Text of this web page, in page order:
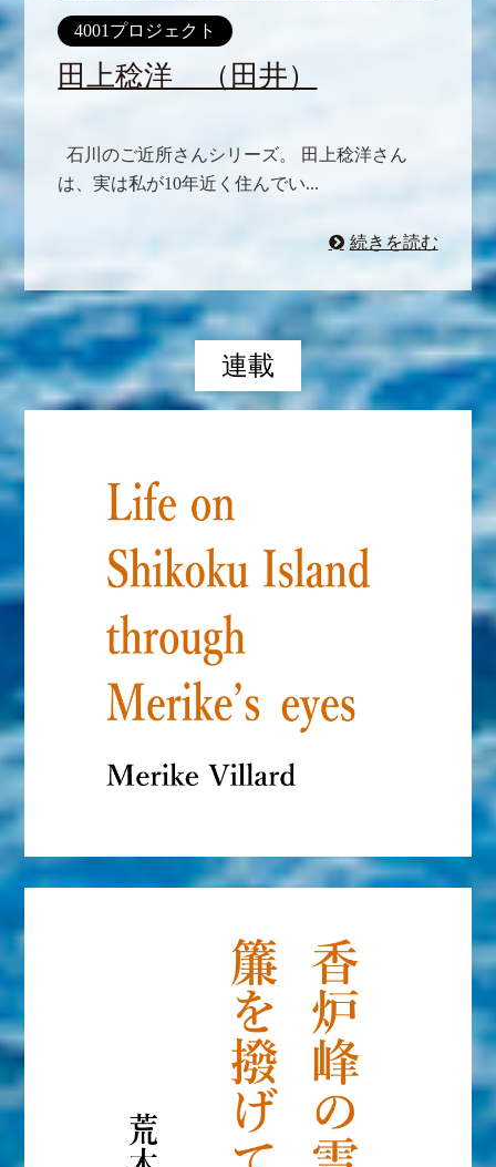
4001プロジェクト
田上稔洋 （田井）
石川のご近所さんシリーズ。 田上稔洋さん
は、実は私が10年近く住んでい...
続きを読む
連載